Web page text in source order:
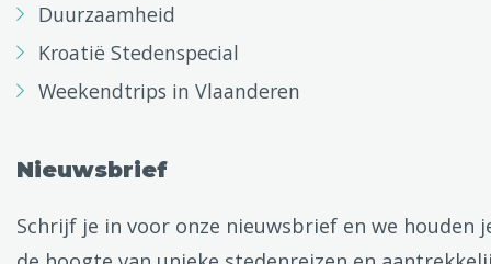
Duurzaamheid
Kroatië Stedenspecial
Weekendtrips in Vlaanderen
Nieuwsbrief
Schrijf je in voor onze nieuwsbrief en we houden